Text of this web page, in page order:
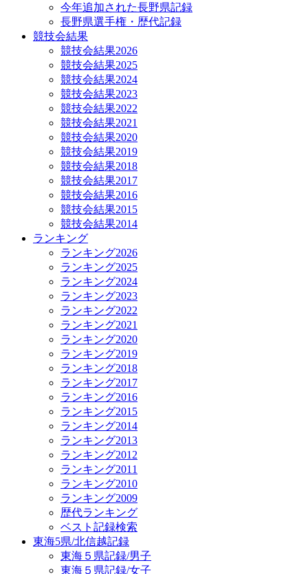
今年追加された長野県記録
長野県選手権・歴代記録
競技会結果
競技会結果2026
競技会結果2025
競技会結果2024
競技会結果2023
競技会結果2022
競技会結果2021
競技会結果2020
競技会結果2019
競技会結果2018
競技会結果2017
競技会結果2016
競技会結果2015
競技会結果2014
ランキング
ランキング2026
ランキング2025
ランキング2024
ランキング2023
ランキング2022
ランキング2021
ランキング2020
ランキング2019
ランキング2018
ランキング2017
ランキング2016
ランキング2015
ランキング2014
ランキング2013
ランキング2012
ランキング2011
ランキング2010
ランキング2009
歴代ランキング
ベスト記録検索
東海5県/北信越記録
東海５県記録/男子
東海５県記録/女子